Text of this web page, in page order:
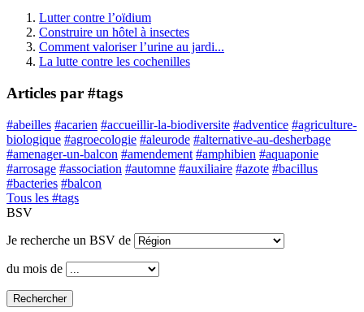
Lutter contre l’oïdium
Construire un hôtel à insectes
Comment valoriser l’urine au jardi...
La lutte contre les cochenilles
Articles par #tags
#abeilles #acarien #accueillir-la-biodiversite #adventice #agriculture-
biologique #agroecologie #aleurode #alternative-au-desherbage
#amenager-un-balcon #amendement #amphibien #aquaponie
#arrosage #association #automne #auxiliaire #azote #bacillus
#bacteries #balcon
Tous les #tags
BSV
Je recherche un BSV de
du mois de
Rechercher